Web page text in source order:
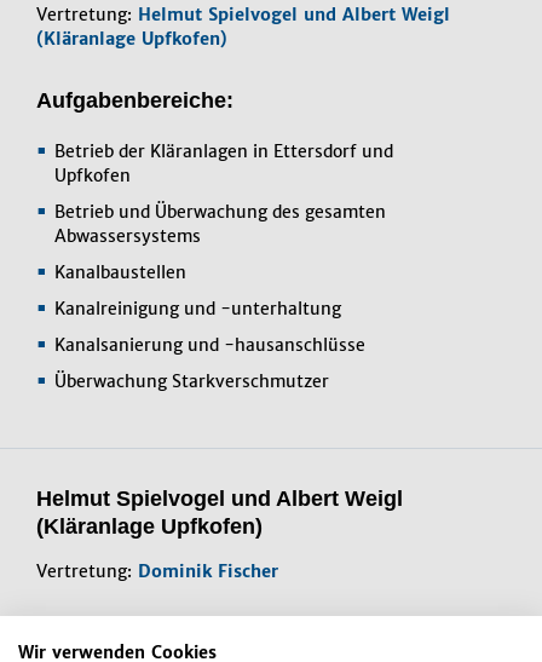
Wir verwenden Cookies
Vertretung: Helmut Spielvogel und Albert Weigl
(Kläranlage Upfkofen)
Aufgabenbereiche:
Betrieb der Kläranlagen in Ettersdorf und
Upfkofen
Betrieb und Überwachung des gesamten
Abwassersystems
Kanalbaustellen
Kanalreinigung und -unterhaltung
Kanalsanierung und -hausanschlüsse
Überwachung Starkverschmutzer
Helmut Spielvogel und Albert Weigl
(Kläranlage Upfkofen)
Vertretung: Dominik Fischer